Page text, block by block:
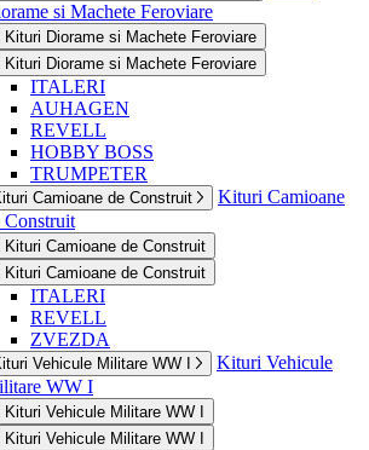
si Machete Feroviare
Kituri Diorame si Machete Feroviare
Kituri Diorame si Machete Feroviare
ITALERI
AUHAGEN
REVELL
HOBBY BOSS
TRUMPETER
Camioane de Construit
Kituri Camioane
Construit
Kituri Camioane de Construit
Kituri Camioane de Construit
ITALERI
REVELL
ZVEZDA
Vehicule Militare WW I
Kituri Vehicule
WW I
Kituri Vehicule Militare WW I
Kituri Vehicule Militare WW I